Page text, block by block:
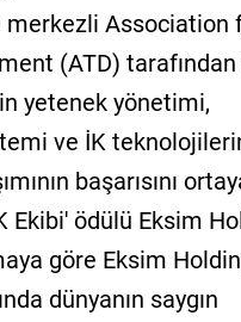
merkezli Association
(ATD)
yetenek yönetimi,
ve İK
başarısını
Ekibi' ödülü Eksim
göre Eksim
dünyanın saygın